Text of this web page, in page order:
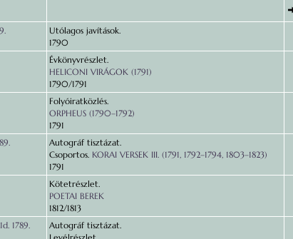
Utólagos javítások.
1790
Évkönyvrészlet.
HELICONI VIRÁGOK (1791)
1790/1791
Folyóiratközlés.
ORPHEUS (1790–1792)
1791
Autográf tisztázat.
Csoportos. KORAI VERSEK III. (1791, 1792–1794, 1803–1823)
1791
Kötetrészlet.
POETAI BEREK
1812/1813
1789.
Autográf tisztázat.